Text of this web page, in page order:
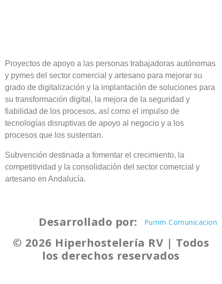
Proyectos de apoyo a las personas trabajadoras autónomas
y pymes del sector comercial y artesano para mejorar su
grado de digitalización y la implantación de soluciones para
su transformación digital, la mejora de la seguridad y
fiabilidad de los procesos, así como el impulso de
tecnologías disruptivas de apoyo al negocio y a los
procesos que los sustentan.
Subvención destinada a fomentar el crecimiento, la
competitividad y la consolidación del sector comercial y
artesano en Andalucía.
Desarrollado por: Pumm Comunicacion
© 2026 Hiperhostelería RV | Todos
los derechos reservados